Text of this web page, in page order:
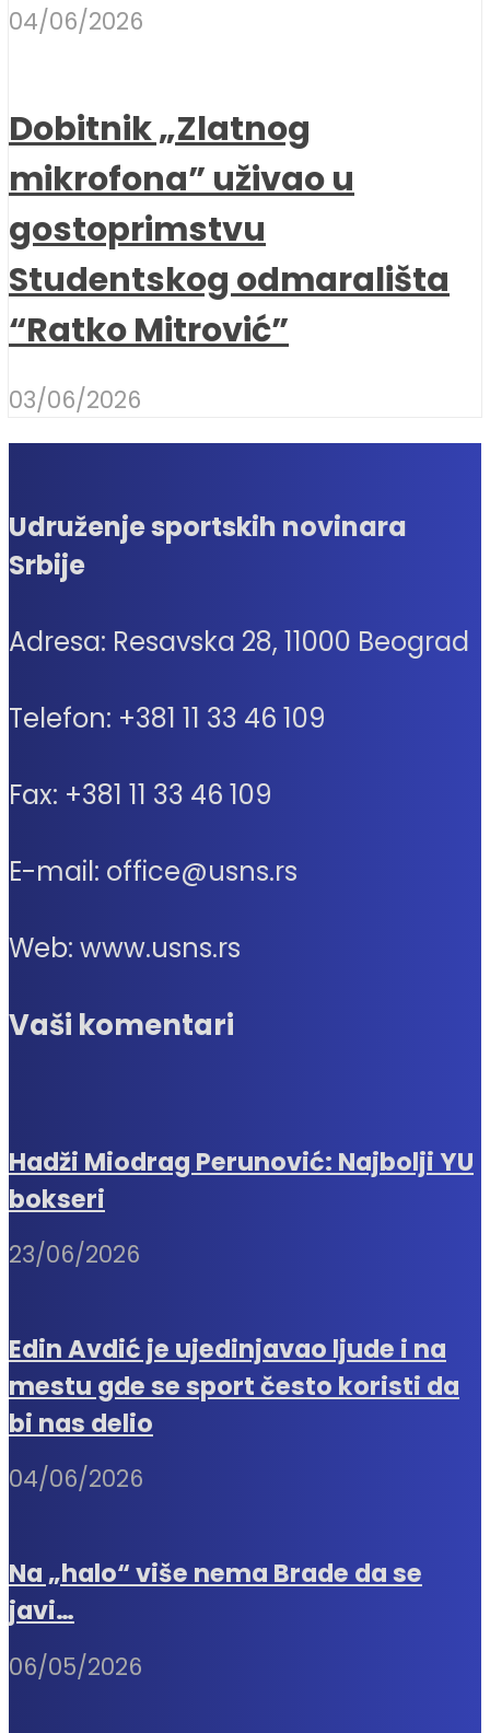
04/06/2026
Dobitnik „Zlatnog
mikrofona” uživao u
gostoprimstvu
Studentskog odmarališta
“Ratko Mitrović”
03/06/2026
Udruženje sportskih novinara
Srbije
Adresa: Resavska 28, 11000 Beograd
Telefon: +381 11 33 46 109
Fax: +381 11 33 46 109
E-mail: office@usns.rs
Web: www.usns.rs
Vaši komentari
Hadži Miodrag Perunović: Najbolji YU
bokseri
23/06/2026
Edin Avdić je ujedinjavao ljude i na
mestu gde se sport često koristi da
bi nas delio
04/06/2026
Na „halo“ više nema Brade da se
javi…
06/05/2026